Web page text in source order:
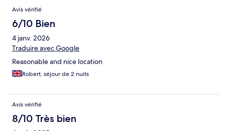
Avis vérifié
6/10 Bien
4 janv. 2026
Traduire avec Google
Reasonable and nice location
Robert, séjour de 2 nuits
Avis vérifié
8/10 Très bien